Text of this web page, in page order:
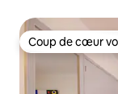
Coup de cœur
Coup de cœur